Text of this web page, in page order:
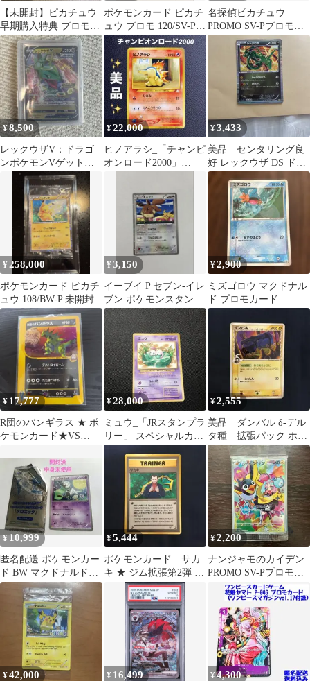
【未開封】ピカチュウ
早期購入特典 プロモカ
ード 001/SV-P
ポケモンカード ピカチ
ュウ プロモ 120/SV-P
げきとうスパーク
名探偵ピカチュウ
PROMO SV-Pプロモカ
ード 098/SV-P 未開封品
¥8,500
レックウザV：ドラゴ
ンポケモンVゲットチ
ャレンジ PROMO S-Pプ
ロモカード
¥22,000
ヒノアラシ_「チャンピ
オンロード2000」
¥3,433
美品 センタリング良
好 レックウザ DS ドラ
ゴンセレクション
011/020
¥ 258,000
ポケモンカード ピカチ
ュウ 108/BW-P 未開封
¥3,150
イーブイ P セブン-イレ
ブン ポケモンスタンプ
ラリー2013
¥2,900
ミズゴロウ マクドナル
ド プロモカード
083/PCG-P ポケカ
¥ 17,777
R団のバンギラス ★ ポ
ケモンカード★VS
¥28,000
ミュウ_「JRスタンプラ
リー」 スペシャルカー
ド 非光沢 PROMO 第1
世代…
¥2,555
美品 ダンバル δ-デル
タ種 拡張パック ホロ
ンの研究塔 036/086
¥10,999
匿名配送 ポケモンカー
ド BW マクドナルドオ
リジナル メロエッタ プ
ロモカード
¥5,444
ポケモンカード サカ
キ ★ ジム拡張第2弾 闇
からの挑戦 旧裏
¥2,200
ナンジャモのカイデン
PROMO SV-Pプロモカ
ード 232/SV-P
¥42,000 ¥ 16,499 ¥4,300